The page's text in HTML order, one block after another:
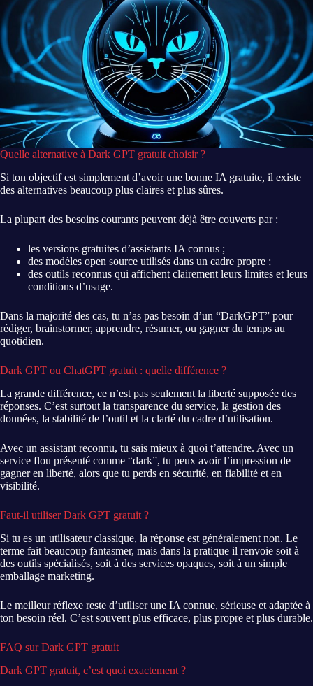
Quelle alternative à Dark GPT gratuit choisir ?
Si ton objectif est simplement d’avoir une bonne IA gratuite, il existe
des alternatives beaucoup plus claires et plus sûres.
La plupart des besoins courants peuvent déjà être couverts par :
les versions gratuites d’assistants IA connus ;
des modèles open source utilisés dans un cadre propre ;
des outils reconnus qui affichent clairement leurs limites et leurs
conditions d’usage.
Dans la majorité des cas, tu n’as pas besoin d’un “DarkGPT” pour
rédiger, brainstormer, apprendre, résumer, ou gagner du temps au
quotidien.
Dark GPT ou ChatGPT gratuit : quelle différence ?
La grande différence, ce n’est pas seulement la liberté supposée des
réponses. C’est surtout la transparence du service, la gestion des
données, la stabilité de l’outil et la clarté du cadre d’utilisation.
Avec un assistant reconnu, tu sais mieux à quoi t’attendre. Avec un
service flou présenté comme “dark”, tu peux avoir l’impression de
gagner en liberté, alors que tu perds en sécurité, en fiabilité et en
visibilité.
Faut-il utiliser Dark GPT gratuit ?
Si tu es un utilisateur classique, la réponse est généralement non. Le
terme fait beaucoup fantasmer, mais dans la pratique il renvoie soit à
des outils spécialisés, soit à des services opaques, soit à un simple
emballage marketing.
Le meilleur réflexe reste d’utiliser une IA connue, sérieuse et adaptée à
ton besoin réel. C’est souvent plus efficace, plus propre et plus durable.
FAQ sur Dark GPT gratuit
Dark GPT gratuit, c’est quoi exactement ?